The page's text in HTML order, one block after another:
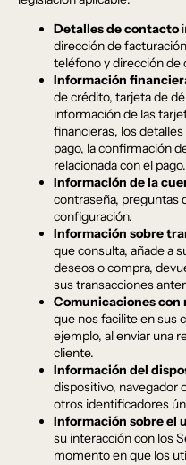
Detalles de contacto
dirección de
teléfono y dirección de
Información
de crédito, tarjeta de
información de las
financieras, los
pago, la confirmación
relacionada con el pago.
Información de la
contraseña, preguntas
configuración.
Información sobre
que consulta, añade a
deseos o compra,
sus transacciones
Comunicaciones con
que nos facilite en sus
ejemplo, al enviar una
cliente.
Información del
dispositivo, navegador
otros identificadores
Información sobre el
su interacción con los
momento en que los